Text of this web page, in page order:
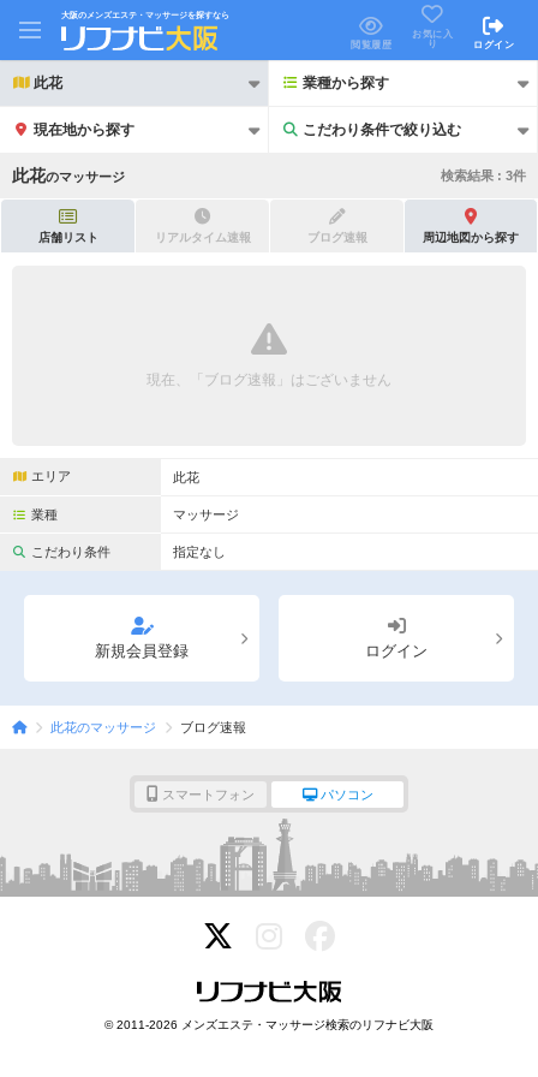
大阪のメンズエステ・マッサージを探すなら
閲覧履歴
お気に入
り
ログイン
此花 業種から探す
現在地から探す こだわり条件で絞り込む
こだわり条件で絞り込む
完全個室
ペアルームあり シャワー室完備
フットバスあり
専用駐車場あり 有資格者在籍
日本人スタッフのみ
Ｗセラピスト
こだわり条件を変更
此花のマッサージ 検索結果 : 3件
店舗リスト リアルタイム速報 ブログ速報 周辺地図から探す
現在、「ブログ速報」はございません
エリア 此花
業種 マッサージ
こだわり条件 指定なし
新規会員登録 ログイン
此花のマッサージ ブログ速報
スマートフォン パソコン
© 2011-2026 メンズエステ・マッサージ検索のリフナビ大阪